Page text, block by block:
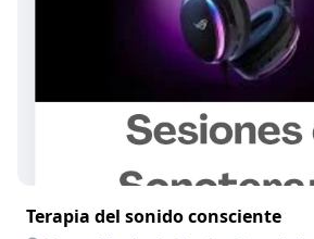
Terapia del sonido consciente